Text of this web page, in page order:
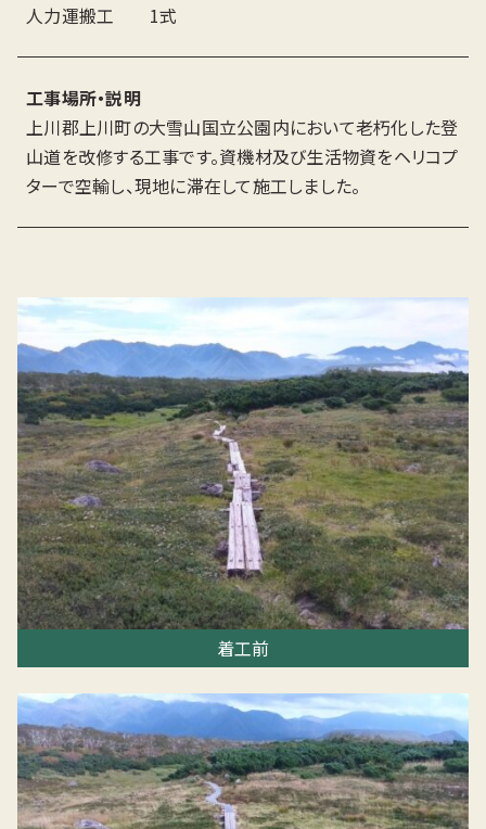
人力運搬工 1式
工事場所・説明
上川郡上川町の大雪山国立公園内において老朽化した登
山道を改修する工事です。資機材及び生活物資をヘリコプ
ターで空輸し、現地に滞在して施工しました。
着工前
HOME
お知らせ
平井建設工業について
採用情報
お問い合わせ